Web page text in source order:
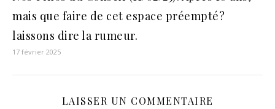
mais que faire de cet espace préempté?
laissons dire la rumeur.
17 février 2025
LAISSER UN COMMENTAIRE